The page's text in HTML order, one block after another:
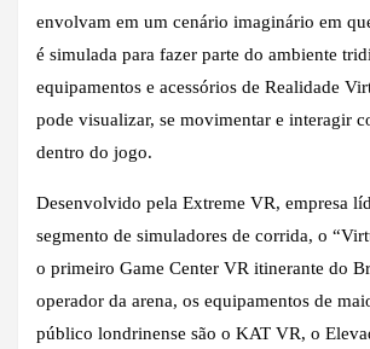
envolvam em um cenário imaginário em
é simulada para fazer parte do ambiente
equipamentos e acessórios de Realidade
pode visualizar, se movimentar e interagir
dentro do jogo.
Desenvolvido pela Extreme VR, empresa
segmento de simuladores de corrida, o
o primeiro Game Center VR itinerante do
operador da arena, os equipamentos de
público londrinense são o KAT VR, o